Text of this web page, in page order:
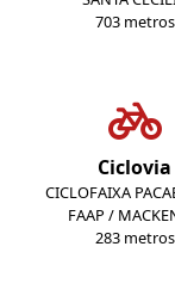
703 metros
Ciclovia
CICLOFAIXA
FAAP /
283 metros